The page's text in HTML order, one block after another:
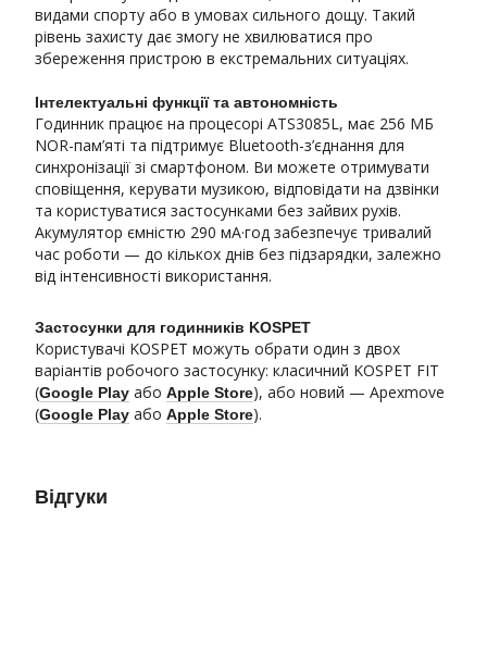
видами спорту або в умовах сильного дощу. Такий
рівень захисту дає змогу не хвилюватися про
збереження пристрою в екстремальних ситуаціях.
Інтелектуальні функції та автономність
Годинник працює на процесорі ATS3085L, має 256 МБ
NOR-пам’яті та підтримує Bluetooth-з’єднання для
синхронізації зі смартфоном. Ви можете отримувати
сповіщення, керувати музикою, відповідати на дзвінки
та користуватися застосунками без зайвих рухів.
Акумулятор ємністю 290 мА·год забезпечує тривалий
час роботи — до кількох днів без підзарядки, залежно
від інтенсивності використання.
Застосунки для годинників KOSPET
Користувачі KOSPET можуть обрати один з двох
варіантів робочого застосунку: класичний KOSPET FIT
(Google Play або Apple Store), або новий — Apexmove
(Google Play або Apple Store).
Відгуки